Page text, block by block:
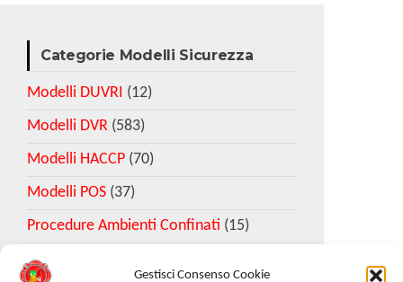
Gestisci Consenso Cookie
Categorie Modelli Sicurezza
Modelli DUVRI (12)
Modelli DVR (583)
Modelli HACCP (70)
Modelli POS (37)
Procedure Ambienti Confinati (15)